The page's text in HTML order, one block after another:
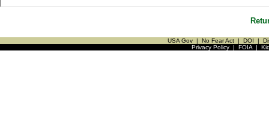
USA Gov | No Fear Act | DOI |
Privacy Policy| FOIA|